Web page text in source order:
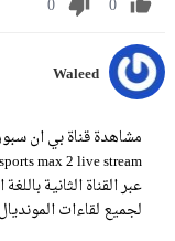
Waleed
عبر القناة الثانية
لجميع لقاءات